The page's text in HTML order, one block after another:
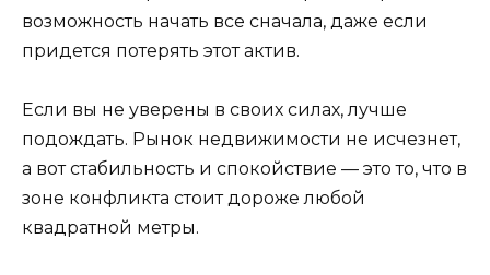
возможность начать все сначала, даже если
придется потерять этот актив.
Если вы не уверены в своих силах, лучше
подождать. Рынок недвижимости не исчезнет,
а вот стабильность и спокойствие — это то, что в
зоне конфликта стоит дороже любой
квадратной метры.